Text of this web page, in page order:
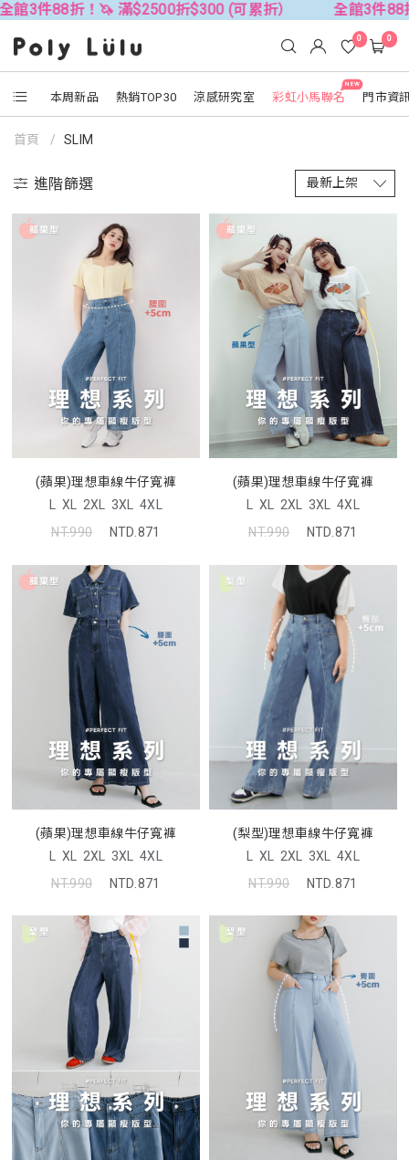
88折！🦄 滿$2500折$300 (可累折） 全館3件88折！
本周新品 熱銷TOP30 涼感研究室
NEW
彩虹小馬聯名 門市資
0 0
首頁 SLIM
進階篩選
(蘋果)理想車線牛仔寬褲
L XL 2XL 3XL 4XL
NT.990
NTD.871
(蘋果)理想車線牛仔寬褲
L XL 2XL 3XL 4XL
NT.990
NTD.871
(蘋果)理想車線牛仔寬褲
L XL 2XL 3XL 4XL
NT.990
NTD.871
(梨型)理想車線牛仔寬褲
L XL 2XL 3XL 4XL
NT.990
NTD.871